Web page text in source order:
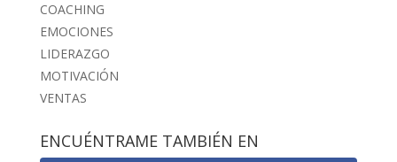
COACHING
EMOCIONES
LIDERAZGO
MOTIVACIÓN
VENTAS
ENCUÉNTRAME TAMBIÉN EN